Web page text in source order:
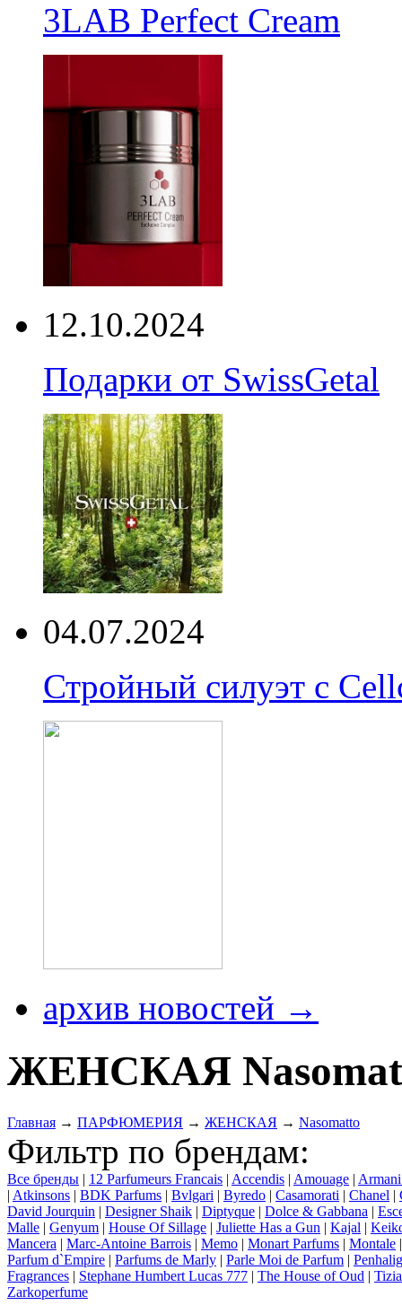
3LAB Perfect Cream
12.10.2024
Подарки от SwissGetal
04.07.2024
Стройный силуэт с
архив новостей →
ЖЕНСКАЯ
Главная → ПАРФЮМЕРИЯ → ЖЕНСКАЯ → Nasomatto
Фильтр по брендам:
Все бренды | 12 Parfumeurs Francais | Accendis | Amouage |
| Atkinsons | BDK Parfums | Bvlgari | Byredo | Casamorati | Chanel |
David Jourquin | Designer Shaik | Diptyque | Dolce & Gabbana |
Malle | Genyum | House Of Sillage | Juliette Has a Gun | Kajal |
Mancera | Marc-Antoine Barrois | Memo | Monart Parfums | Montale
Parfum d`Empire | Parfums de Marly | Parle Moi de Parfum |
Fragrances | Stephane Humbert Lucas 777 | The House of Oud |
Zarkoperfume